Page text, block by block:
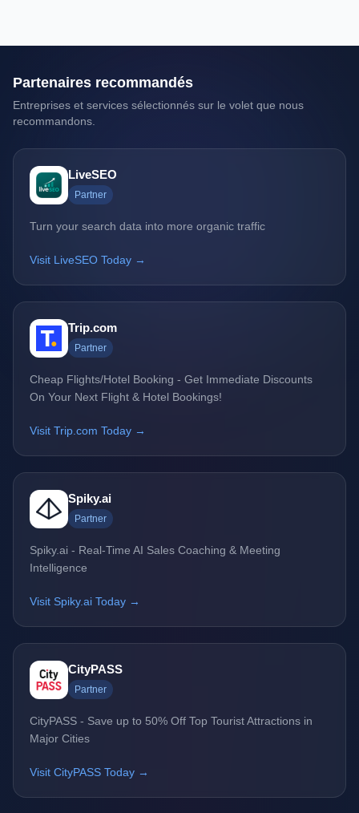
Partenaires recommandés
Entreprises et services sélectionnés sur le volet que nous
recommandons.
LiveSEO
Partner
Turn your search data into more organic traffic
Visit LiveSEO Today →
Trip.com
Partner
Cheap Flights/Hotel Booking - Get Immediate Discounts
On Your Next Flight & Hotel Bookings!
Visit Trip.com Today →
Spiky.ai
Partner
Spiky.ai - Real-Time AI Sales Coaching & Meeting
Intelligence
Visit Spiky.ai Today →
CityPASS
Partner
CityPASS - Save up to 50% Off Top Tourist Attractions in
Major Cities
Visit CityPASS Today →